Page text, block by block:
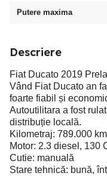
Putere maxima
Descriere
Fiat Ducato 2019
Vând Fiat Ducato an
foarte fiabil și
Autoutilitara a fost
distribuție locală.
Kilometraj: 789.000
Motor: 2.3 diesel, 130
Cutie: manuală
Stare tehnică: bună,